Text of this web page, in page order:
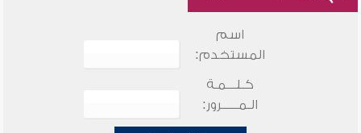
اسم
المستخدم:
كـلـــمـة
الـمـــــرور: